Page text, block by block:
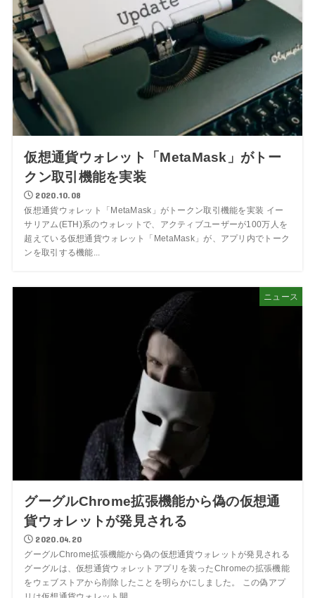
仮想通貨ウォレット「MetaMask」がトー
クン取引機能を実装
2020.10.08
仮想通貨ウォレット「MetaMask」がトークン取引機能を実装 イー
サリアム(ETH)系のウォレットで、アクティブユーザーが100万人を
超えている仮想通貨ウォレット「MetaMask」が、アプリ内でトーク
ンを取引する機能...
ニュース
グーグルChrome拡張機能から偽の仮想通
貨ウォレットが発見される
2020.04.20
グーグルChrome拡張機能から偽の仮想通貨ウォレットが発見される
グーグルは、仮想通貨ウォレットアプリを装ったChromeの拡張機能
をウェブストアから削除したことを明らかにしました。 この偽アプ